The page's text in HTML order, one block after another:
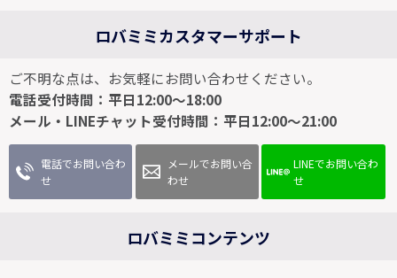
ロバミミカスタマーサポート
ご不明な点は、お気軽にお問い合わせください。
電話受付時間：平日12:00～18:00
メール・LINEチャット受付時間：平日12:00～21:00
電話でお問い合わ
せ
メールでお問い合
わせ
LINEでお問い合わ
せ
ロバミミコンテンツ